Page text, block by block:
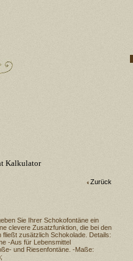
Kalkulator
Zurück
Sie Ihrer Schokofontäne ein
clevere Zusatzfunktion, die bei den
zusätzlich Schokolade. Details:
-Aus für Lebensmittel
und Riesenfontäne. -Maße: